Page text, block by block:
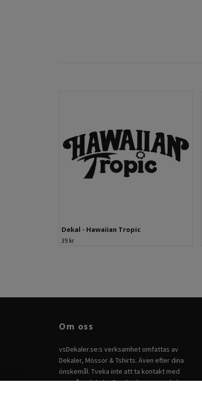
Dekal - Hawaiian Tropic
39 kr
Om oss
vsDekaler.se:s verksamhet omfattas av
Dekaler, Mössor & Tshirts. Även efter dina
önskemål. Tveka inte att ta kontakt med
oss påvsdekaler@outlook.comom du har